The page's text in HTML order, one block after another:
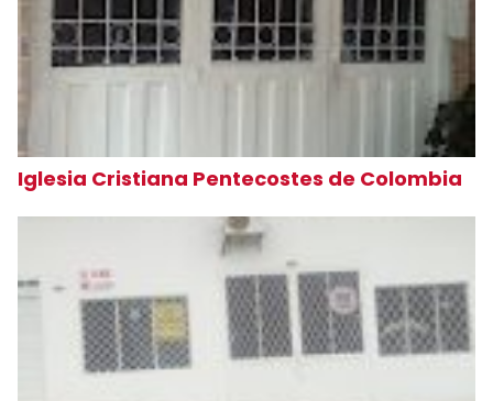
Iglesia Cristiana Pentecostes de Colombia